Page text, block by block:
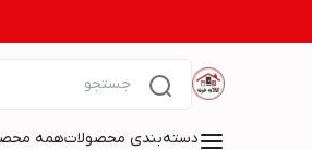
دسته‌بندی محصولاتهمه